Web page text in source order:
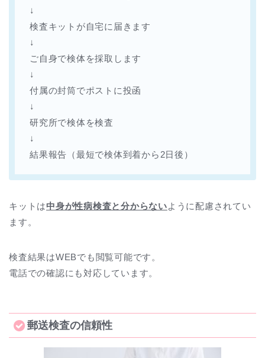
↓
検査キットが自宅に届きます
↓
ご自身で検体を採取します
↓
付属の封筒でポストに投函
↓
研究所で検体を検査
↓
結果報告（最短で検体到着から2日後）
キットは中身が性病検査と分からないように配慮されてい
ます。
検査結果はWEBでも閲覧可能です。
電話での確認にも対応しています。
郵送検査の信頼性